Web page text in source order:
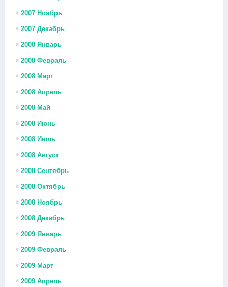
2007 Ноябрь
2007 Декабрь
2008 Январь
2008 Февраль
2008 Март
2008 Апрель
2008 Май
2008 Июнь
2008 Июль
2008 Август
2008 Сентябрь
2008 Октябрь
2008 Ноябрь
2008 Декабрь
2009 Январь
2009 Февраль
2009 Март
2009 Апрель